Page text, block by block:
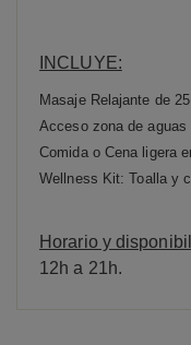
INCLUYE:
Masaje Relajante de
Acceso zona de
Comida o Cena ligera
Wellness Kit: Toalla y
Horario y
12h a 21h.